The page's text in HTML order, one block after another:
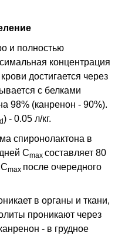
и полностью
концентрация
достигается через
с белками
98% (канренон - 90%).
d) - 0.05 л/кг.
спиронолактона в
Сmах составляет 80
Сmах после очередного
в органы и ткани,
проникают через
- в грудное